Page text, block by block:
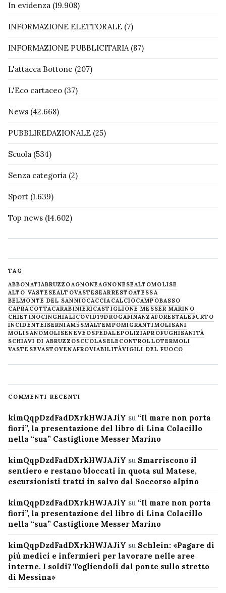
In evidenza (19.908)
INFORMAZIONE ELETTORALE (7)
INFORMAZIONE PUBBLICITARIA(87)
L'attacca Bottone (207)
L'Eco cartaceo (37)
News (42.668)
PUBBLIREDAZIONALE (25)
Scuola (534)
Senza categoria (2)
Sport (1.639)
Top news (14.602)
TAG
ABBONATIABRUZZOAGNONEAGNONESEALTOMOLISE
ALTO VASTESEALTOVASTESEARRESTOATESSA
BELMONTE DEL SANNIOCACCIACALCIOCAMPOBASSO
CAPRACOTTACARABINIERICASTIGLIONE MESSER MARINO
CHIETINOCINGHIALICOVID19DROGAFINANZAFORESTALE FURTO
INCIDENTEISERNIAM5SMALTEMPOMIGRANTIMOLISANI
MOLISANOMOLISENEVE OSPEDALEPOLIZIAPROFUGHISANITÀ
SCHIAVI DI ABRUZZOSCUOLASELECONTROLLOTERMOLI
VASTESEVASTOVENAFROVIABILITÀVIGILI DEL FUOCO
COMMENTI RECENTI
kimQqpDzdFadDXrkHWJAJiY su “Il mare non porta
fiori”, la presentazione del libro di Lina Colacillo
nella “sua” Castiglione Messer Marino
kimQqpDzdFadDXrkHWJAJiY su Smarriscono il
sentiero e restano bloccati in quota sul Matese,
escursionisti tratti in salvo dal Soccorso alpino
kimQqpDzdFadDXrkHWJAJiY su “Il mare non porta
fiori”, la presentazione del libro di Lina Colacillo
nella “sua” Castiglione Messer Marino
kimQqpDzdFadDXrkHWJAJiY su Schlein: «Pagare di
più medici e infermieri per lavorare nelle aree
interne. I soldi? Togliendoli dal ponte sullo stretto
di Messina»